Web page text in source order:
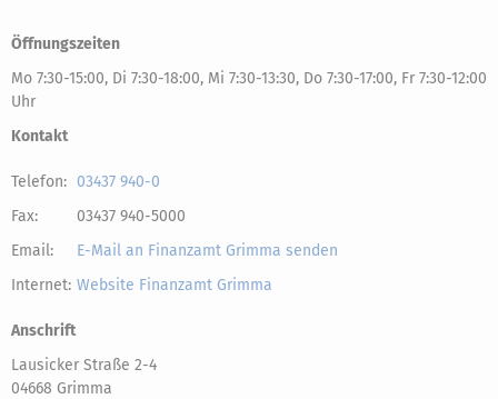
Öffnungszeiten
Mo 7:30-15:00, Di 7:30-18:00, Mi 7:30-13:30, Do 7:30-17:00, Fr 7:30-12:00
Uhr
Kontakt
Telefon: 03437 940-0
Fax:
03437 940-5000
Email:
E-Mail an Finanzamt Grimma senden
Internet: Website Finanzamt Grimma
Anschrift
Lausicker Straße 2-4
04668 Grimma